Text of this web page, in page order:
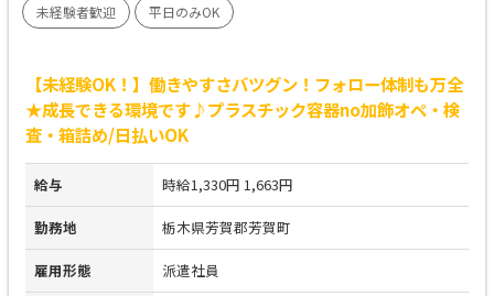
未経験者歓迎 平日のみOK
【未経験OK！】働きやすさバツグン！フォロー体制も万全
★成長できる環境です♪プラスチック容器no加飾オペ・検
査・箱詰め/日払いOK
給与 時給1,330円 1,663円
勤務地 栃木県芳賀郡芳賀町
雇用形態 派遣社員